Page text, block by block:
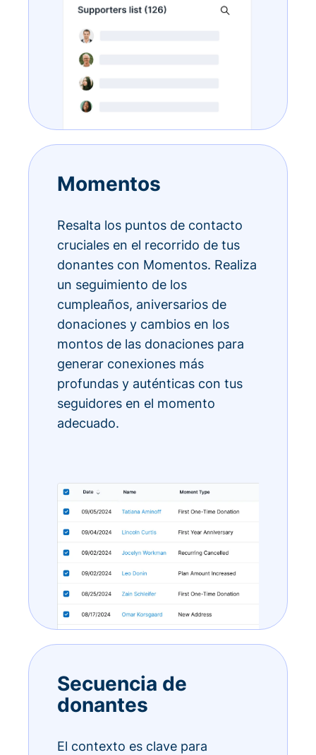
Momentos
Resalta los puntos de contacto
cruciales en el recorrido de tus
donantes con Momentos. Realiza
un seguimiento de los
cumpleaños, aniversarios de
donaciones y cambios en los
montos de las donaciones para
generar conexiones más
profundas y auténticas con tus
seguidores en el momento
adecuado.
Secuencia de
donantes
El contexto es clave para